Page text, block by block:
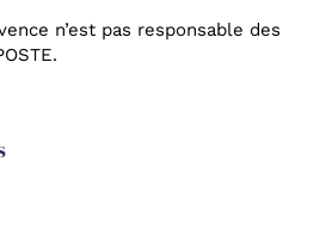
n’est pas responsable des